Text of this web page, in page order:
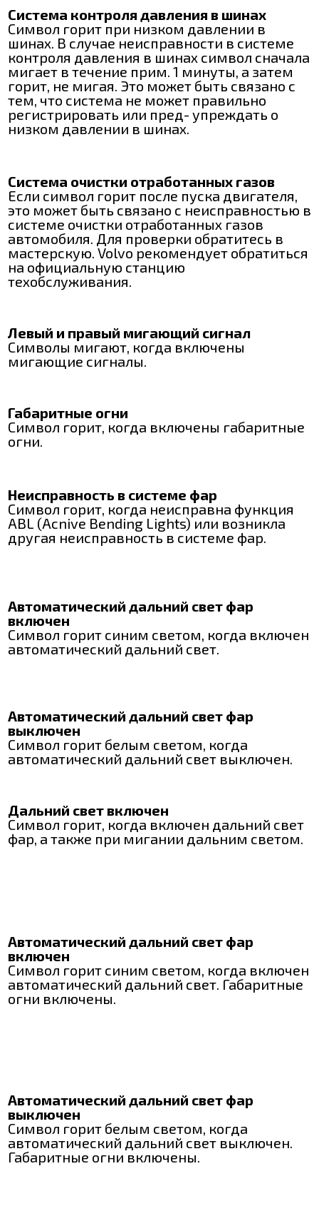
Система контроля давления в шинах
Символ горит при низком давлении в
шинах. В случае неисправности в системе
контроля давления в шинах символ сначала
мигает в течение прим. 1 минуты, а затем
горит, не мигая. Это может быть связано с
тем, что система не может правильно
регистрировать или пред- упреждать о
низком давлении в шинах.
Система очистки отработанных газов
Если символ горит после пуска двигателя,
это может быть связано с неисправностью в
системе очистки отработанных газов
автомобиля. Для проверки обратитесь в
мастерскую. Volvo рекомендует обратиться
на официальную станцию
техобслуживания.
Левый и правый мигающий сигнал
Символы мигают, когда включены
мигающие сигналы.
Габаритные огни
Символ горит, когда включены габаритные
огни.
Неисправность в системе фар
Символ горит, когда неисправна функция
АВL (Acnive Bending Lights) или возникла
другая неисправность в системе фар.
Автоматический дальний свет фар
включен
Символ горит синим светом, когда включен
автоматический дальний свет.
Автоматический дальний свет фар
выключен
Символ горит белым светом, когда
автоматический дальний свет выключен.
Дальний свет включен
Символ горит, когда включен дальний свет
фар, а также при мигании дальним светом.
Автоматический дальний свет фар
включен
Символ горит синим светом, когда включен
автоматический дальний свет. Габаритные
огни включены.
Автоматический дальний свет фар
выключен
Символ горит белым светом, когда
автоматический дальний свет выключен.
Габаритные огни включены.